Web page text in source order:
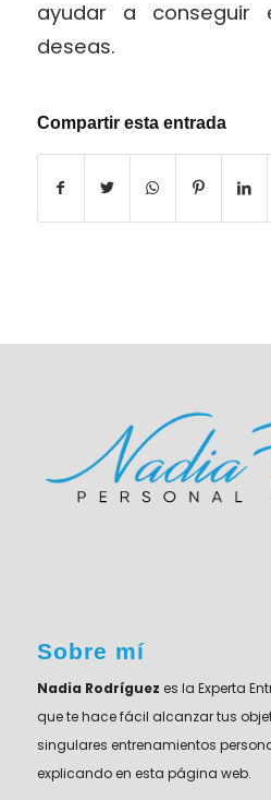
ayudar a conseguir
deseas.
Compartir esta entrada
Sobre mí
Nadia Rodríguez es la Experta
que te hace fácil alcanzar tus
singulares entrenamientos
explicando en esta página web.